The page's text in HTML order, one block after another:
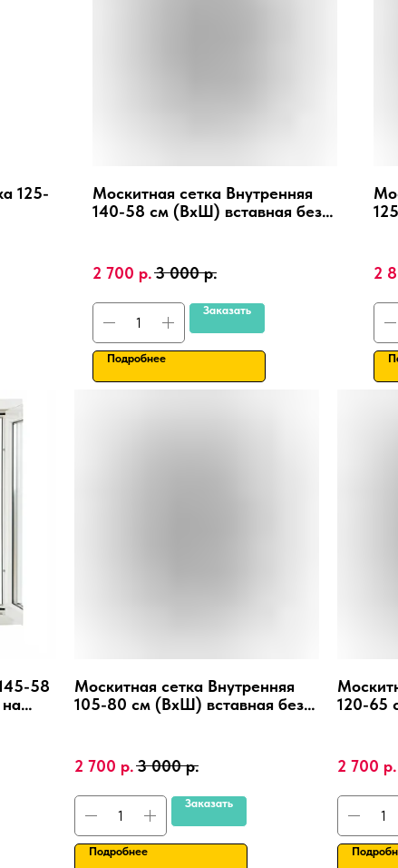
125-
Москитная сетка Внутренняя
140-58 см (ВхШ) вставная без
2 700 р.3 000 р.
Заказать
Подробнее
2
58
Москитная сетка Внутренняя
105-80 см (ВхШ) вставная без
2 700 р.3 000 р.
Заказать
Подробнее
120-65
2 700 р.